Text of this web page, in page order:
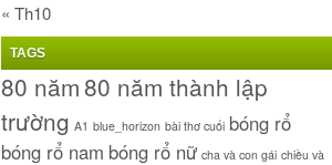
« Th10
TAGS
80 năm80 năm thành lập
trường A1 blue_horizon bài thơ cuối bóng rổ
bóng rổ nam bóng rổ nữ cha và con gái chiều và